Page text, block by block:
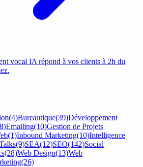
vocal IA répond à vos clients à 2h du
(4)Bureautique(39)Développement
Emailing(10)Gestion de Projets
(1)Inbound Marketing(10)Intelligence
(9)SEA(12)SEO(142)Social
(28)Web Design(13)Web
(26)